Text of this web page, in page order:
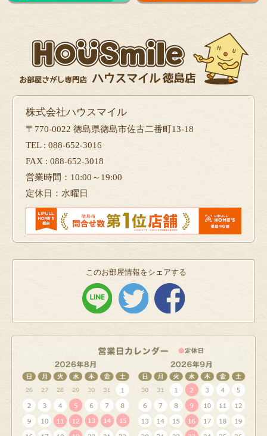
株式会社ハウスマイル
〒770-0022 徳島県徳島市佐古二番町13-18
TEL : 088-652-3016
FAX : 088-652-3018
営業時間：10:00～19:00
定休日：水曜日
このお部屋情報をシェアする